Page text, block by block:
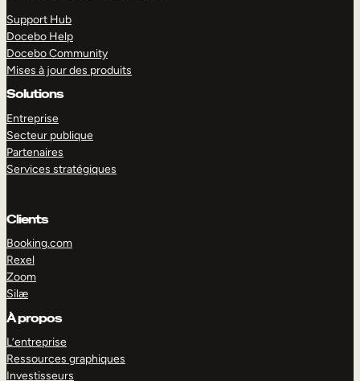
Support Hub
Docebo Help
Docebo Community
Mises à jour des produits
Solutions
Entreprise
Secteur publique
Partenaires
Services stratégiques
Clients
Booking.com
Rexel
Zoom
Silæ
À propos
L’entreprise
Ressources graphiques
Investisseurs